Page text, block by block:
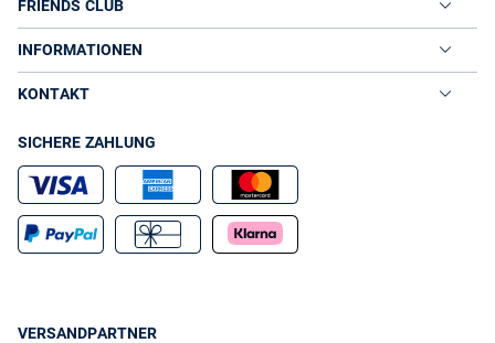
FRIENDS CLUB
INFORMATIONEN
KONTAKT
SICHERE ZAHLUNG
VERSANDPARTNER